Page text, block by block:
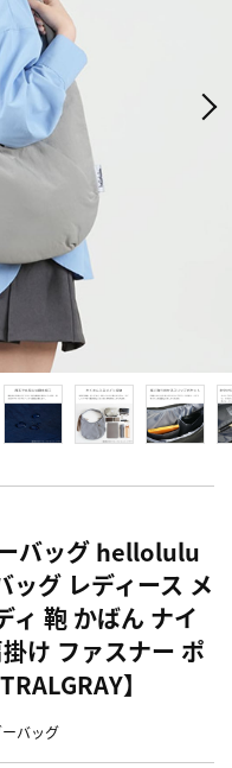
ーバッグ hellolulu
ッグ レディース メ
ィ 鞄 かばん ナイ
け ファスナー ポ
】
バッグ